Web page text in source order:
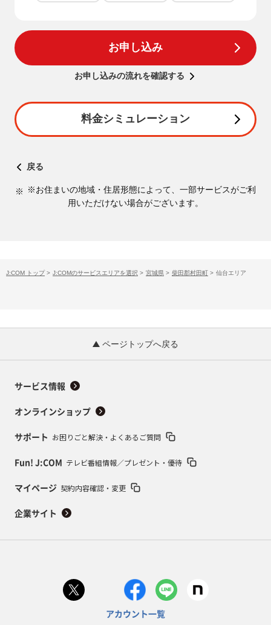
お申し込み
お申し込みの流れを確認する
料金シミュレーション
戻る
※お住まいの地域・住居形態によって、一部サービスがご利
用いただけない場合がございます。
J:COM トップ > J:COMのサービスエリアを選択 > 宮城県 > 柴田郡村田町 > 仙台エリア
ページトップへ戻る
サービス情報
オンラインショップ
サポート お困りごと解決・よくあるご質問
Fun! J:COM テレビ番組情報／プレゼント・優待
マイページ 契約内容確認・変更
企業サイト
アカウント一覧